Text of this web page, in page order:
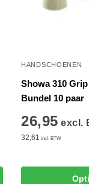
HANDSCHOENEN
Showa 310
Bundel 10 paar
26,95 excl.
32,61 incl. BTW
Dit